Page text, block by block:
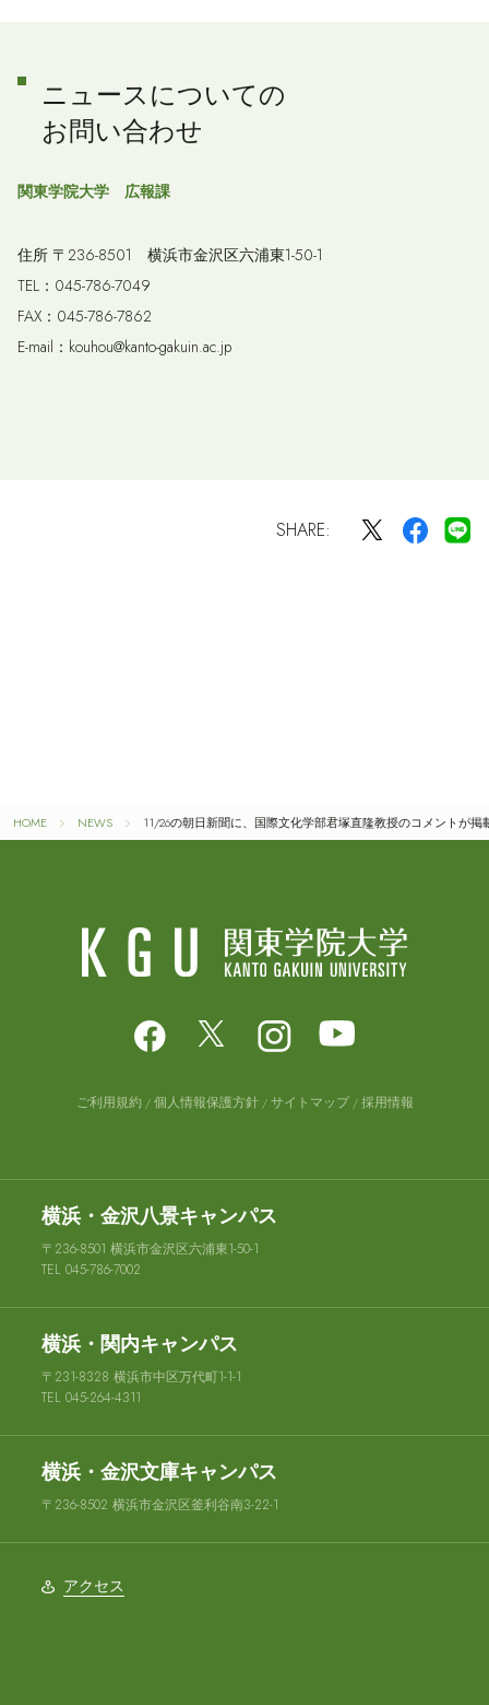
HOME NEWS 11/26の朝日新聞に、国際文化学部君塚直隆教授のコメントが掲
ニュースについての
お問い合わせ
関東学院大学 広報課
住所 〒236-8501 横浜市金沢区六浦東1-50-1
TEL：045-786-7049
FAX：045-786-7862
E-mail：kouhou@kanto-gakuin.ac.jp
SHARE:
ご利用規約 個人情報保護方針 サイトマップ 採用情報
横浜・金沢八景キャンパス
〒236-8501 横浜市金沢区六浦東1-50-1
TEL 045-786-7002
横浜・関内キャンパス
〒231-8328 横浜市中区万代町1-1-1
TEL 045-264-4311
横浜・金沢文庫キャンパス
〒236-8502 横浜市金沢区釜利谷南3-22-1
アクセス